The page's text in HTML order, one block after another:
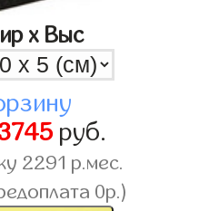
x Выс
руб.
2291 р.мес.
0р.)